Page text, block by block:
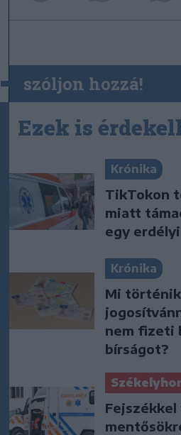
szóljon hozzá!
Ezek is
Krónika
TikTokon
miatt
egy
Krónika
Mi
nem fizeti
bírságot?